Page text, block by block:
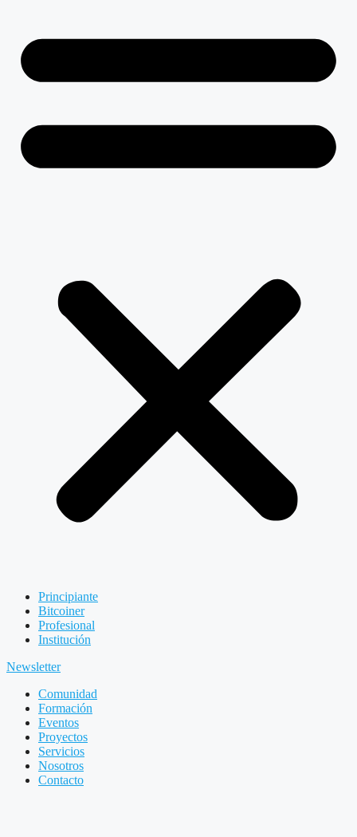
Principiante
Bitcoiner
Profesional
Institución
Newsletter
Comunidad
Formación
Eventos
Proyectos
Servicios
Nosotros
Contacto